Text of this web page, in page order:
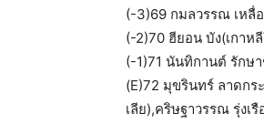
(-3)69 กมลวรรณ เหลื่
(-2)70 ฮียอน บัง(เกา
(-1)71 นันทิกานต์ รักษ
(E)72 มุขรินทร์ ลาดก
เลีย),คริษฐาวรรณ รุ่ง